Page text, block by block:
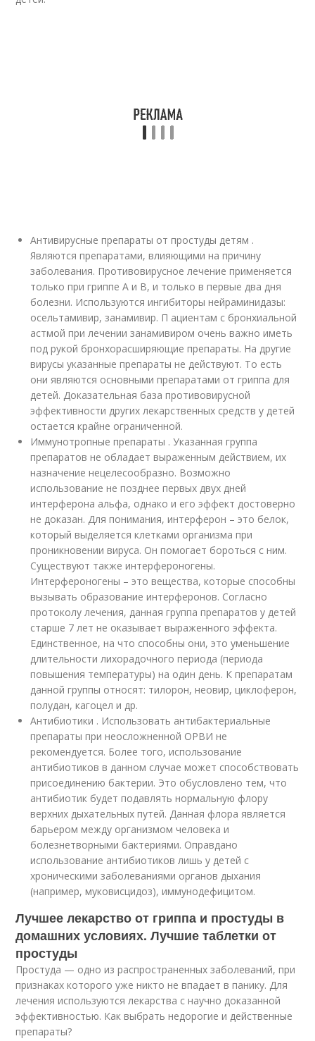
Антивирусные препараты от простуды детям .
Являются препаратами, влияющими на причину
заболевания. Противовирусное лечение применяется
только при гриппе А и В, и только в первые два дня
болезни. Используются ингибиторы нейраминидазы:
осельтамивир, занамивир. П ациентам с бронхиальной
астмой при лечении занамивиром очень важно иметь
под рукой бронхорасширяющие препараты. На другие
вирусы указанные препараты не действуют. То есть
они являются основными препаратами от гриппа для
детей. Доказательная база противовирусной
эффективности других лекарственных средств у детей
остается крайне ограниченной.
Иммунотропные препараты . Указанная группа
препаратов не обладает выраженным действием, их
назначение нецелесообразно. Возможно
использование не позднее первых двух дней
интерферона альфа, однако и его эффект достоверно
не доказан. Для понимания, интерферон – это белок,
который выделяется клетками организма при
проникновении вируса. Он помогает бороться с ним.
Существуют также интерфероногены.
Интерфероногены – это вещества, которые способны
вызывать образование интерферонов. Согласно
протоколу лечения, данная группа препаратов у детей
старше 7 лет не оказывает выраженного эффекта.
Единственное, на что способны они, это уменьшение
длительности лихорадочного периода (периода
повышения температуры) на один день. К препаратам
данной группы относят: тилорон, неовир, циклоферон,
полудан, кагоцел и др.
Антибиотики . Использовать антибактериальные
препараты при неосложненной ОРВИ не
рекомендуется. Более того, использование
антибиотиков в данном случае может способствовать
присоединению бактерии. Это обусловлено тем, что
антибиотик будет подавлять нормальную флору
верхних дыхательных путей. Данная флора является
барьером между организмом человека и
болезнетворными бактериями. Оправдано
использование антибиотиков лишь у детей с
хроническими заболеваниями органов дыхания
(например, муковисцидоз), иммунодефицитом.
Лучшее лекарство от гриппа и простуды в
домашних условиях. Лучшие таблетки от
простуды
Простуда — одно из распространенных заболеваний, при
признаках которого уже никто не впадает в панику. Для
лечения используются лекарства с научно доказанной
эффективностью. Как выбрать недорогие и действенные
препараты?